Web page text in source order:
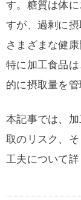
す。糖質は体
すが、過剰に摂
さまざまな健
特に加工食品
的に摂取量を管
本記事では、
取のリスク、
工夫について詳